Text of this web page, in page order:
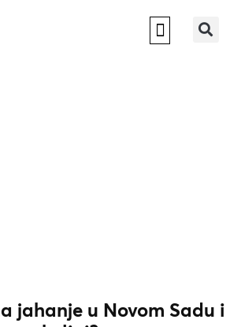
jahanje u Novom Sadu i